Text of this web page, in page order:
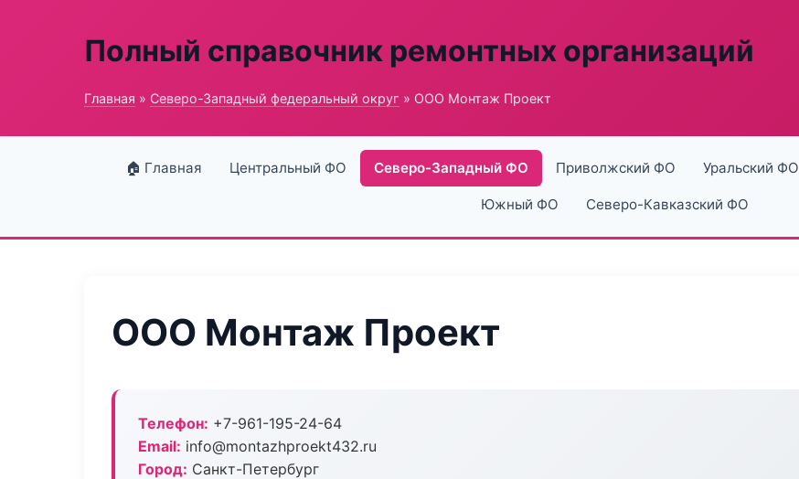
Полный справочник ремонтных организаций
Главная » Северо-Западный федеральный округ » ООО Монтаж Проект
🏠 Главная Центральный ФО Северо-Западный ФО Приволжский ФО Уральский ФО
Южный ФО Северо-Кавказский ФО
ООО Монтаж Проект
Телефон: +7-961-195-24-64
Email: info@montazhproekt432.ru
Город: Санкт-Петербург